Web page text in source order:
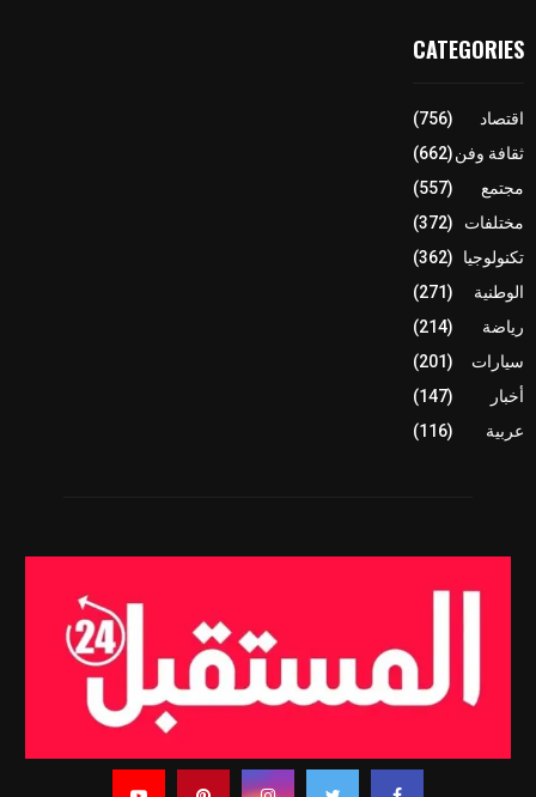
CATEGORIES
اقتصاد
(756)
ثقافة وفن(662)
مجتمع
(557)
مختلفات
(372)
تكنولوجيا
(362)
الوطنية
(271)
رياضة
(214)
سيارات
(201)
أخبار
(147)
عربية
(116)